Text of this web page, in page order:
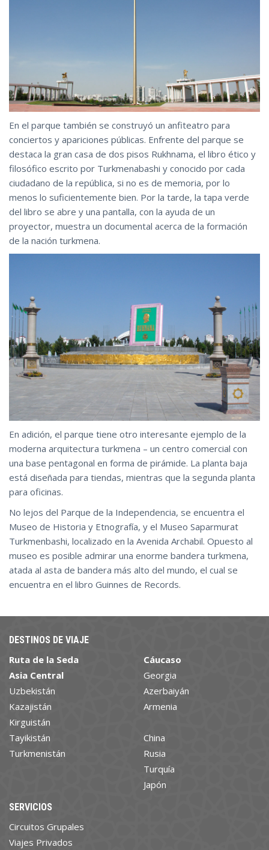
En el parque también se construyó un anfiteatro para
conciertos y apariciones públicas. Enfrente del parque se
destaca la gran casa de dos pisos Rukhnama, el libro ético y
filosófico escrito por Turkmenabashi y conocido por cada
ciudadano de la república, si no es de memoria, por lo
menos lo suficientemente bien. Por la tarde, la tapa verde
del libro se abre y una pantalla, con la ayuda de un
proyector, muestra un documental acerca de la formación
de la nación turkmena.
En adición, el parque tiene otro interesante ejemplo de la
moderna arquitectura turkmena – un centro comercial con
una base pentagonal en forma de pirámide. La planta baja
está diseñada para tiendas, mientras que la segunda planta
para oficinas.
No lejos del Parque de la Independencia, se encuentra el
Museo de Historia y Etnografía, y el Museo Saparmurat
Turkmenbashi, localizado en la Avenida Archabil. Opuesto al
museo es posible admirar una enorme bandera turkmena,
atada al asta de bandera más alto del mundo, el cual se
encuentra en el libro Guinnes de Records.
DESTINOS DE VIAJE
Ruta de la Seda
Asia Central
Uzbekistán
Kazajistán
Kirguistán
Tayikistán
Turkmenistán
Cáucaso
Georgia
Azerbaiyán
Armenia
China
Rusia
Turquía
Japón
SERVICIOS
Circuitos Grupales
Viajes Privados